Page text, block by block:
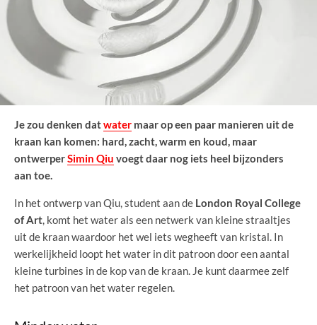
Je zou denken datwater maar op een paar manieren uit de
kraan kan komen: hard, zacht, warm en koud, maar
ontwerperSimin Qiu voegt daar nog iets heel bijzonders
aan toe.
In het ontwerp van Qiu, student aan de London Royal College
of Art, komt het water als een netwerk van kleine straaltjes
uit de kraan waardoor het wel iets wegheeft van kristal. In
werkelijkheid loopt het water in dit patroon door een aantal
kleine turbines in de kop van de kraan. Je kunt daarmee zelf
het patroon van het water regelen.